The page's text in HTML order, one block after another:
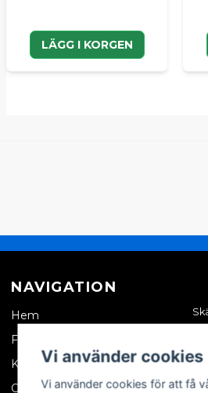
LÄGG I KORGEN
NAVIGATION
Hem
Företagskund
Kontakta oss
Om oss
Vi använder cookies
Vi använder cookies för att få